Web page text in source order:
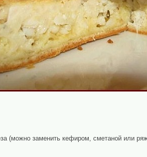
(можно заменить кефиром, сметаной или